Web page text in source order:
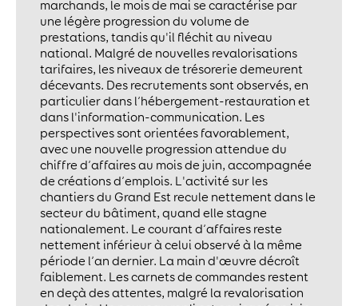
marchands, le mois de mai se caractérise par
une légère progression du volume de
prestations, tandis qu'il fléchit au niveau
national. Malgré de nouvelles revalorisations
tarifaires, les niveaux de trésorerie demeurent
décevants. Des recrutements sont observés, en
particulier dans l’hébergement-restauration et
dans l'information-communication. Les
perspectives sont orientées favorablement,
avec une nouvelle progression attendue du
chiffre d’affaires au mois de juin, accompagnée
de créations d’emplois. L'activité sur les
chantiers du Grand Est recule nettement dans le
secteur du bâtiment, quand elle stagne
nationalement. Le courant d’affaires reste
nettement inférieur à celui observé à la même
période l’an dernier. La main d'œuvre décroît
faiblement. Les carnets de commandes restent
en deçà des attentes, malgré la revalorisation